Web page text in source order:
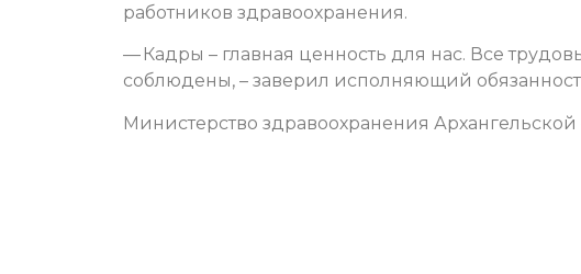
работников здравоохранения.
— Кадры – главная ценность для нас. Все
соблюдены, – заверил исполняющий
Министерство здравоохранения Архангельской